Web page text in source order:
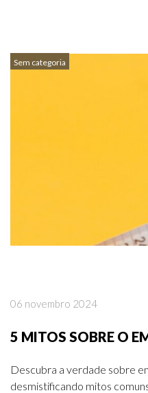
POSTS DA
SEM
Sem categoria
06 novembro 2024
5 MITOS SOBRE O
Descubra a verdade sobre
desmistificando mitos